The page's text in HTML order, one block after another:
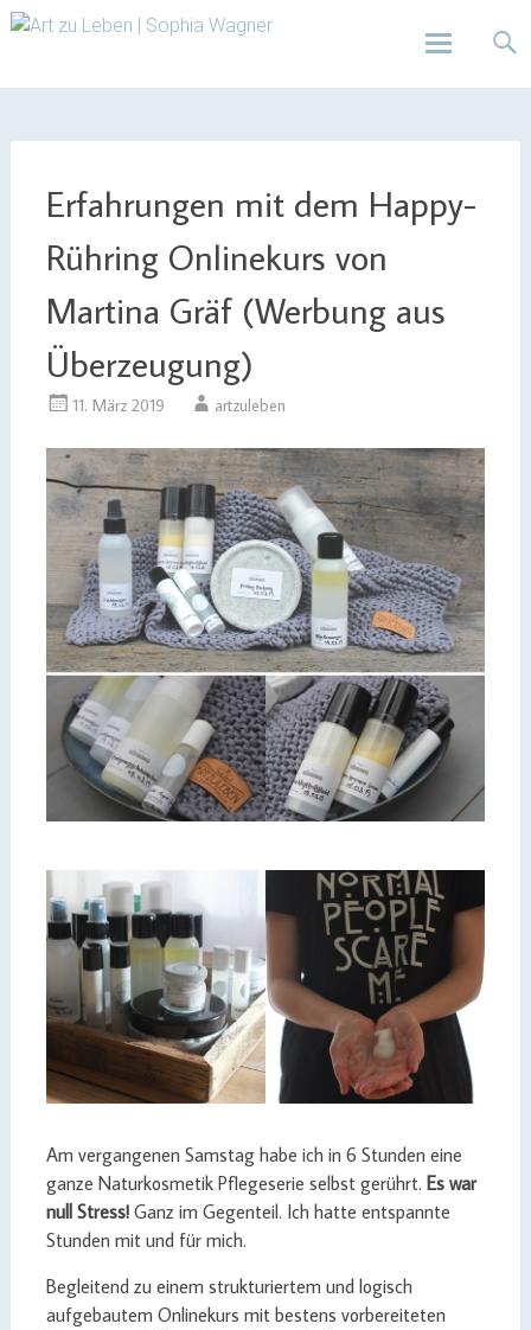
Art zu Leben | Sophia
Erfahrungen mit dem Happy-
Rühring Onlinekurs von
Martina Gräf (Werbung aus
Überzeugung)
11. März 2019 artzuleben
Am vergangenen Samstag habe ich in 6 Stunden eine
ganze Naturkosmetik Pflegeserie selbst gerührt. Es war
null Stress!Ganz im Gegenteil. Ich hatte entspannte
Stunden mit und für mich.
Begleitend zu einem strukturiertem und logisch
aufgebautem Onlinekurs mit bestens vorbereiteten